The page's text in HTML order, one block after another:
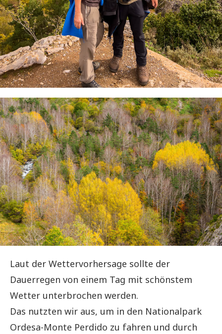
Laut der Wettervorhersage sollte der
Dauerregen von einem Tag mit schönstem
Wetter unterbrochen werden.
Das nutzten wir aus, um in den Nationalpark
Ordesa-Monte Perdido zu fahren und durch